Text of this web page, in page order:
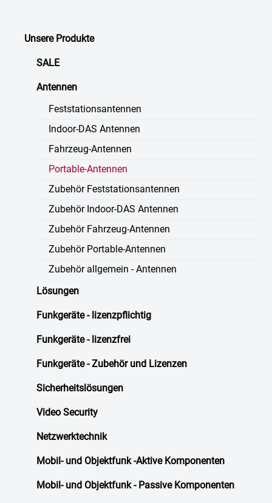
Unsere Produkte
SALE
Antennen
Feststationsantennen
Indoor-DAS Antennen
Fahrzeug-Antennen
Portable-Antennen
Zubehör Feststationsantennen
Zubehör Indoor-DAS Antennen
Zubehör Fahrzeug-Antennen
Zubehör Portable-Antennen
Zubehör allgemein - Antennen
Lösungen
Funkgeräte - lizenzpflichtig
Funkgeräte - lizenzfrei
Funkgeräte - Zubehör und Lizenzen
Sicherheitslösungen
Video Security
Netzwerktechnik
Mobil- und Objektfunk -Aktive Komponenten
Mobil- und Objektfunk - Passive Komponenten